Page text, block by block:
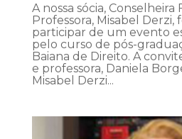
A nossa sócia, Conselheira
Professora, Misabel Derzi,
participar de um evento
pelo curso de pós-
Baiana de Direito. A
e professora, Daniela
Misabel Derzi...